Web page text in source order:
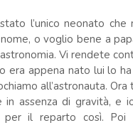
l’unico neonato che
o voglio bene a
Vi rendete
era appena nato lui lo
all’astronauta.
in assenza di gravità, e
il reparto così. Poi